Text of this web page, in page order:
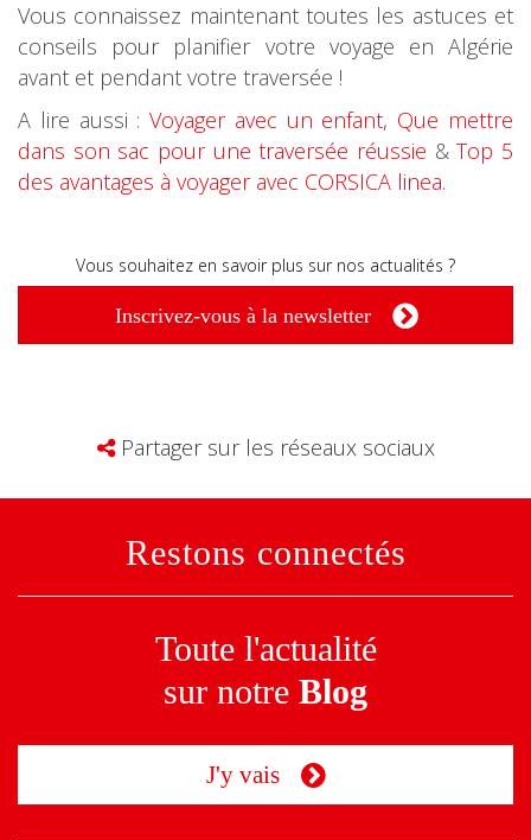
Vous connaissez maintenant toutes les astuces et
conseils pour planifier votre voyage en Algérie
avant et pendant votre traversée !
A lire aussi :Voyager avec un enfant, Que mettre
dans son sac pour une traversée réussie &Top 5
des avantages à voyager avec CORSICA linea.
Vous souhaitez en savoir plus sur nos actualités ?
Inscrivez-vous à la newsletter
Partager sur les réseaux sociaux
Restons connectés
Toute l'actualité
sur notre Blog
J'y vais